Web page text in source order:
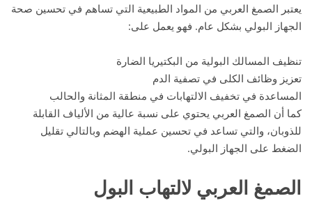
يعتبر الصمغ العربي من المواد الطبيعية التي تساهم في تحسين صحة
الجهاز البولي بشكل عام. فهو يعمل على:
تنظيف المسالك البولية من البكتيريا الضارة
تعزيز وظائف الكلى في تصفية الدم
المساعدة في تخفيف الالتهابات في منطقة المثانة والحالب
كما أن الصمغ العربي يحتوي على نسبة عالية من الألياف القابلة
للذوبان، والتي تساعد في تحسين عملية الهضم وبالتالي تقليل
الضغط على الجهاز البولي.
الصمغ العربي لالتهاب البول